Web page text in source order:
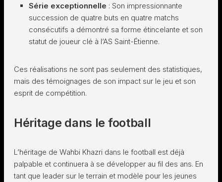
Série exceptionnelle : Son impressionnante
succession de quatre buts en quatre matchs
consécutifs a démontré sa forme étincelante et son
statut de joueur clé à l’AS Saint-Étienne.
Ces réalisations ne sont pas seulement des statistiques,
mais des témoignages de son impact sur le jeu et son
esprit de compétition.
Héritage dans le football
L’héritage de Wahbi Khazri dans le football est déjà
palpable et continuera à se développer au fil des ans. En
tant que leader sur le terrain et modèle pour les jeunes